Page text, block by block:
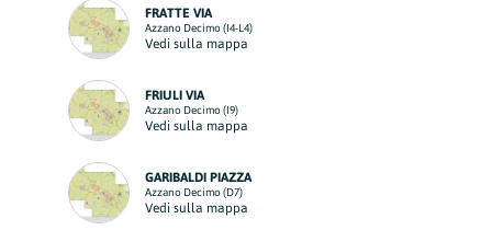
FRATTE VIA
Azzano Decimo (I4-L4)
Vedi sulla mappa
FRIULI VIA
Azzano Decimo (I9)
Vedi sulla mappa
GARIBALDI PIAZZA
Azzano Decimo (D7)
Vedi sulla mappa